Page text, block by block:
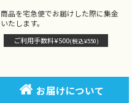
商品を宅急便でお届けした際に集金
いたします。
ご利用手数料¥500(税込¥550)
お届けについて